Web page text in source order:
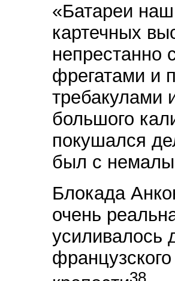
«Батареи
картечных
непрестанно
фрегатами и
требакулами
большого
покушался
был с
Блокада
очень
усиливалось
38